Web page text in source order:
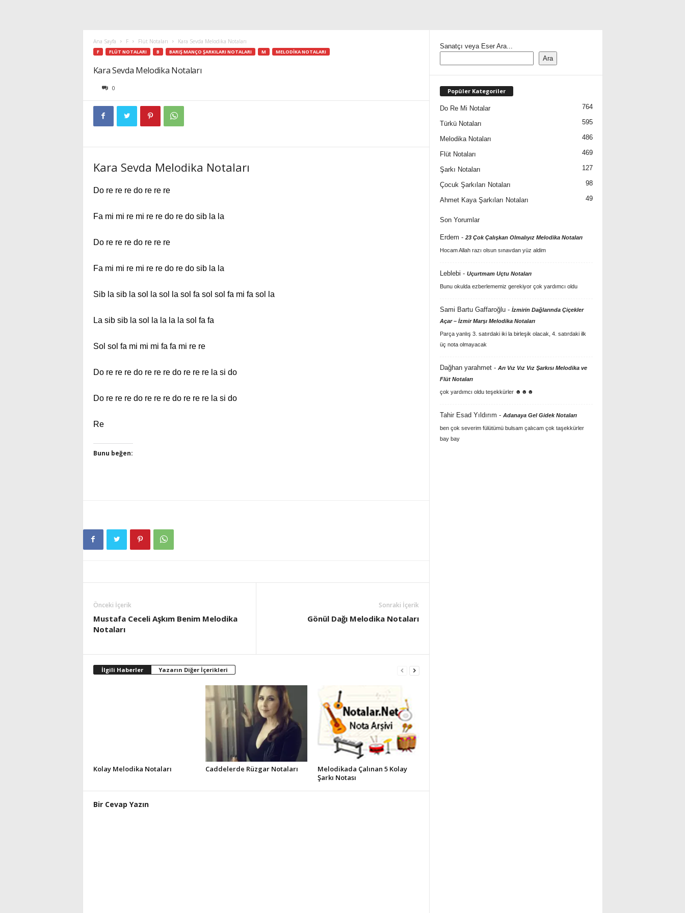
Ana Sayfa F Flüt Notaları Kara Sevda Melodika Notaları
F FLÜT NOTALARI B BARIŞ MANÇO ŞARKILARI NOTALARI M MELODIKA NOTALARI
Kara Sevda Melodika Notaları
0
Kara Sevda Melodika Notaları
Do re re re do re re re
Fa mi mi re mi re re do re do sib la la
Do re re re do re re re
Fa mi mi re mi re re do re do sib la la
Sib la sib la sol la sol la sol fa sol sol fa mi fa sol la
La sib sib la sol la la la la sol fa fa
Sol sol fa mi mi mi fa fa mi re re
Do re re re do re re re do re re re la si do
Do re re re do re re re do re re re la si do
Re
Bunu beğen:
Önceki İçerik
Mustafa Ceceli Aşkım Benim Melodika
Notaları
Sonraki İçerik
Gönül Dağı Melodika Notaları
İlgili Haberler Yazarın Diğer İçerikleri
Kolay Melodika Notaları Caddelerde Rüzgar Notaları
Melodikada Çalınan 5 Kolay
Şarkı Notası
Bir Cevap Yazın
Sanatçı veya Eser Ara...
Ara
Popüler Kategoriler
Do Re Mi Notalar 764
Türkü Notaları 595
Melodika Notaları 486
Flüt Notaları 469
Şarkı Notaları 127
Çocuk Şarkıları Notaları 98
Ahmet Kaya Şarkıları Notaları 49
Son Yorumlar
Erdem - 23 Çok Çalışkan Olmalıyız Melodika Notaları
Hocam Allah razı olsun sınavdan yüz aldim
Leblebi - Uçurtmam Uçtu Notaları
Bunu okulda ezberlememiz gerekiyor çok yardımcı oldu
Sami Bartu Gaffaroğlu- İzmirin Dağlarında Çiçekler
Açar – İzmir Marşı Melodika Notaları
Parça yanlış 3. satırdaki iki la birleşik olacak, 4. satırdaki ilk
üç nota olmayacak
Dağhan yarahmet- Arı Vız Vız Vız Şarkısı Melodika ve
Flüt Notaları
çok yardımcı oldu teşekkürler ☻☻☻
Tahir Esad Yıldırım - Adanaya Gel Gidek Notaları
ben çok severim fülütümü bulsam çalıcam çok taşekkürler
bay bay